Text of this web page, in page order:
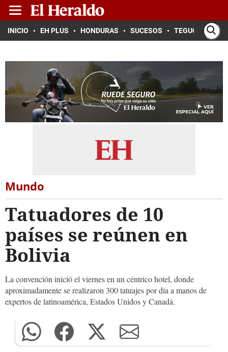
INICIO EH PLUS HONDURAS SUCESOS TEGUCIGALPA
Mundo
Tatuadores de 10
países se reúnen en
Bolivia
La convención inició el viernes en un céntrico hotel, donde
aproximadamente se realizaron 300 tatuajes por día a manos de
expertos de latinoamérica, Estados Unidos y Canadá.